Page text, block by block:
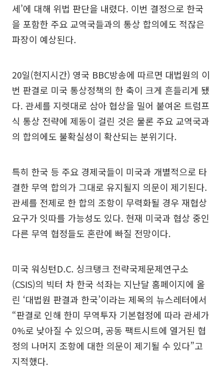
세’에 대해 위법 판단을 내렸다. 이번 결정으로 한국
을 포함한 주요 교역국들과의 통상 합의에도 적잖은
파장이 예상된다.
20일(현지시간) 영국 BBC방송에 따르면 대법원의 이
번 판결로 미국 통상정책의 한 축이 크게 흔들리게 됐
다. 관세를 지렛대로 삼아 협상을 밀어 붙여온 트럼프
식 통상 전략에 제동이 걸린 것은 물론 주요 교역국과
의 합의에도 불확실성이 확산되는 분위기다.
특히 한국 등 주요 경제국들이 미국과 개별적으로 타
결한 무역 합의가 그대로 유지될지 의문이 제기된다.
관세를 전제로 한 합의 조항이 무력화될 경우 재협상
요구가 잇따를 가능성도 있다. 현재 미국과 협상 중인
다른 무역 협정들도 혼란에 빠질 전망이다.
미국 워싱턴D.C. 싱크탱크 전략국제문제연구소
(CSIS)의 빅터 차 한국 석좌는 지난달 홈페이지에 올
린 ‘대법원 판결과 한국’이라는 제목의 뉴스레터에서
“판결로 인해 한미 무역투자 기본협정에 따라 관세가
0%로 낮아질 수 있으며, 공동 팩트시트에 열거된 협
정의 나머지 조항에 대한 의문이 제기될 수 있다”고
지적했다.